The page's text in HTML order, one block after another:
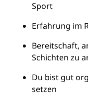
Sport
Erfahrung im
Bereitschaft,
Schichten zu
Du bist gut
setzen